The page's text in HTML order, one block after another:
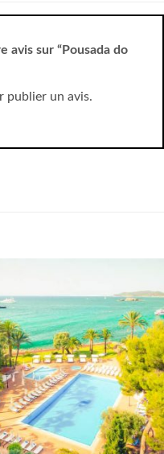
avis sur “Pousada do
publier un avis.